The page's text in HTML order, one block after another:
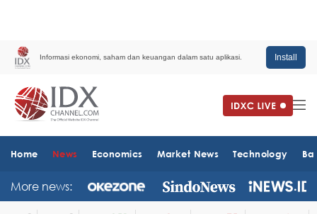
Informasi ekonomi, saham dan keuangan dalam satu aplikasi. Install
Home News Economics Market News Technology
More news: